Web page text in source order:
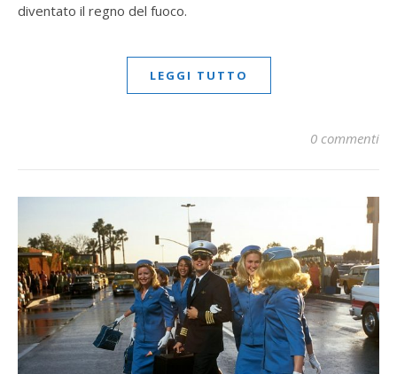
diventato il regno del fuoco.
LEGGI TUTTO
0 commenti